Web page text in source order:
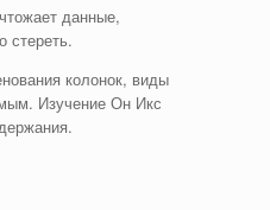
данные,
стереть.
колонок, виды
Изучение Он Икс